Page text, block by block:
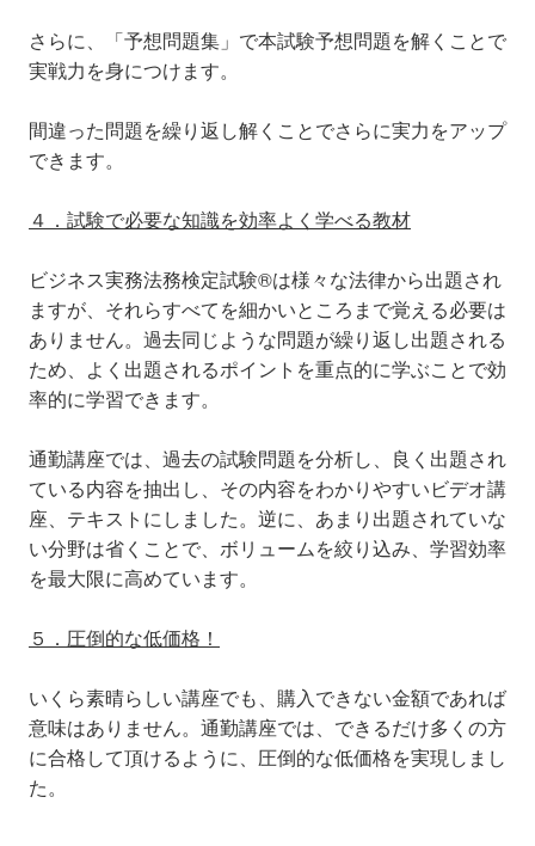
さらに、「予想問題集」で本試験予想問題を解くことで
実戦力を身につけます。
間違った問題を繰り返し解くことでさらに実力をアップ
できます。
４．試験で必要な知識を効率よく学べる教材
ビジネス実務法務検定試験®は様々な法律から出題され
ますが、それらすべてを細かいところまで覚える必要は
ありません。過去同じような問題が繰り返し出題される
ため、よく出題されるポイントを重点的に学ぶことで効
率的に学習できます。
通勤講座では、過去の試験問題を分析し、良く出題され
ている内容を抽出し、その内容をわかりやすいビデオ講
座、テキストにしました。逆に、あまり出題されていな
い分野は省くことで、ボリュームを絞り込み、学習効率
を最大限に高めています。
５．圧倒的な低価格！
いくら素晴らしい講座でも、購入できない金額であれば
意味はありません。通勤講座では、できるだけ多くの方
に合格して頂けるように、圧倒的な低価格を実現しまし
た。